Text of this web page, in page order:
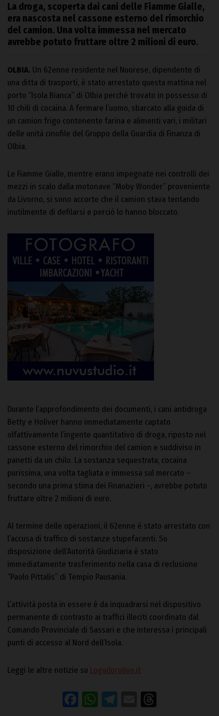
La droga, scoperta dai cani delle Fiamme Gialle,
era nascosta nel cassone esterno del rimorchio
del camion. Una volta immessa nel mercato
avrebbe potuto fruttare oltre 2 milioni di euro.
OLBIA. Un 62enne residente nel Nuorese, dipendente di
una ditta di trasporti, è stato arrestato questa mattina nel
porto “Isola Bianca” di Olbia perché trovato in possesso di
10 chili di cocaina. A fermare l’uomo, sbarcato alla guida di
un camion frigo contenente farina e alimenti vari, i militari
delle unità cinofile del Gruppo della Guardia di Finanza di
Olbia.
Le Fiamme Gialle, mentre erano impegnate nei controlli dei
mezzi in scalo dalla motonave “Moby Wonder” proveniente
da Livorno, si sono accorte che il camion stava tentando
inutilmente di defilarsi e perciò lo hanno bloccato.
Durante l’approfondimento dei documenti, i cani antidroga
Betty e Holiver hanno immediatamente captato
olfattivamente l’ingente quantitativo di droga, riposto nel
cassone esterno del rimorchio del camion e suddiviso in
panetti da un chilo. La sostanza sequestrata, cocaina
purissima, una volta tagliata e immessa sul mercato –
secondo una prima stima dei Finanazieri –, avrebbe potuto
fruttare oltre 2 milioni di euro.
Al termine delle operazioni, il 62enne è stato arrestato con
l’accusa di traffico di sostanze stupefacenti. Su
disposizione dell’Autorità Giudiziaria è stato
immediatamente trasferimento nella casa di reclusione
“Paolo Pittalis” di Tempio Pausania.
L’attività posta in essere è da inquadrarsi nel dispositivo
permanente di contrasto ai traffici illeciti coordinato dal
Comando Provinciale di Sassari e che interessa i principali
punti di accesso al Nord dell’Isola.
Leggi le altre notizie su Logudorolive.it
Facebook
WhatsApp
Telegram
Email